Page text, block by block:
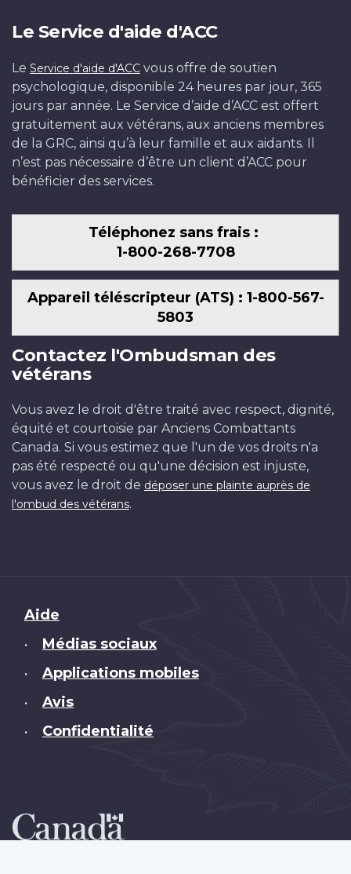
Le Service d'aide d'ACC
Le Service d'aide d'ACC vous offre de soutien
psychologique, disponible 24 heures par jour, 365
jours par année. Le Service d’aide d’ACC est offert
gratuitement aux vétérans, aux anciens membres
de la GRC, ainsi qu’à leur famille et aux aidants. Il
n’est pas nécessaire d’être un client d’ACC pour
bénéficier des services.
Téléphonez sans frais :
1-800-268-7708
Appareil téléscripteur (ATS) : 1-800-567-
5803
Contactez l'Ombudsman des
vétérans
Vous avez le droit d'être traité avec respect, dignité,
équité et courtoisie par Anciens Combattants
Canada. Si vous estimez que l'un de vos droits n'a
pas été respecté ou qu'une décision est injuste,
vous avez le droit de déposer une plainte auprès de
l'ombud des vétérans.
Brand
Aide
• Médias sociaux
• Applications mobiles
• Avis
• Confidentialité